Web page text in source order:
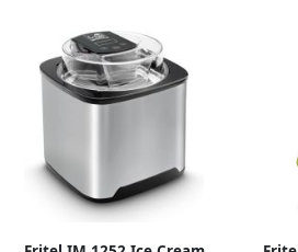
Kijkvenster 2400W 3L